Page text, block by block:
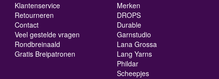
Klantenservice
Retourneren
Contact
Veel gestelde vragen
Rondbreinaald
Gratis Breipatronen
Merken
DROPS
Durable
Garnstudio
Lana Grossa
Lang Yarns
Phildar
Scheepjes